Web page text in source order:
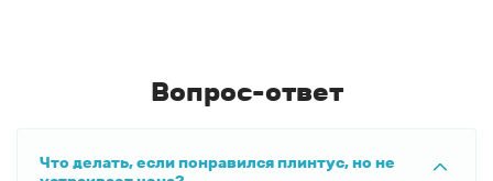
Вопрос-ответ
Что делать, если понравился плинтус, но не